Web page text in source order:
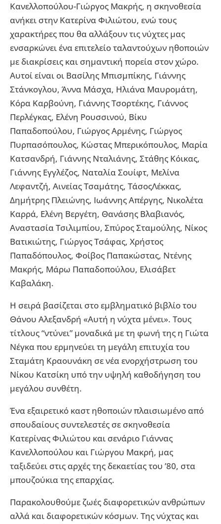
Κανελλοπούλου-Γιώργος Μακρής, η σκηνοθεσία
ανήκει στην Κατερίνα Φιλιώτου, ενώ τους
χαρακτήρες που θα αλλάξουν τις νύχτες μας
ενσαρκώνει ένα επιτελείο ταλαντούχων ηθοποιών
με διακρίσεις και σημαντική πορεία στον χώρο.
Αυτοί είναι οι Βασίλης Μπισμπίκης, Γιάννης
Στάνκογλου, Άννα Μάσχα, Ηλιάνα Μαυρομάτη,
Κόρα Καρβούνη, Γιάννης Τσορτέκης, Γιάννος
Περλέγκας, Ελένη Ρουσσινού, Βίκυ
Παπαδοπούλου, Γιώργος Αρμένης, Γιώργος
Πυρπασόπουλος, Κώστας Μπερικόπουλος, Μαρία
Κατσανδρή, Γιάννης Νταλιάνης, Στάθης Κόικας,
Γιάννης Εγγλέζος, Ναταλία Σουίφτ, Μελίνα
Λεφαντζή, Αινείας Τσαμάτης, ΤάσοςΛέκκας,
Δημήτρης Πλειώνης, Ιωάννης Απέργης, Νικολέτα
Καρρά, Ελένη Βεργέτη, Θανάσης Βλαβιανός,
Αναστασία Τσιλιμπίου, Σπύρος Σταμούλης, Νίκος
Βατικιώτης, Γιώργος Τσάφας, Χρήστος
Παπαδόπουλος, Φοίβος Παπακώστας, Ντένης
Μακρής, Μάρω Παπαδοπούλου, Ελισάβετ
Καβαλάκη.
Η σειρά βασίζεται στο εμβληματικό βιβλίο του
Θάνου Αλεξανδρή «Αυτή η νύχτα μένει». Τους
τίτλους “ντύνει” μοναδικά με τη φωνή της η Γιώτα
Νέγκα που ερμηνεύει τη μεγάλη επιτυχία του
Σταμάτη Κραουνάκη σε νέα ενορχήστρωση του
Νίκου Κατσίκη υπό την υψηλή καθοδήγηση του
μεγάλου συνθέτη.
Ένα εξαιρετικό καστ ηθοποιών πλαισιωμένο από
σπουδαίους συντελεστές σε σκηνοθεσία
Κατερίνας Φιλιώτου και σενάριο Γιάννας
Κανελλοπούλου και Γιώργου Μακρή, μας
ταξιδεύει στις αρχές της δεκαετίας του ’80, στα
μπουζούκια της επαρχίας.
Παρακολουθούμε ζωές διαφορετικών ανθρώπων
αλλά και διαφορετικών κόσμων. Της νύχτας και